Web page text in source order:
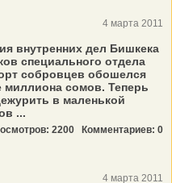
4 марта 2011
внутренних дел Бишкека
специального отдела
собровцев обошелся
миллиона сомов. Теперь
в маленькой
...
2200 Комментариев: 0
4 марта 2011